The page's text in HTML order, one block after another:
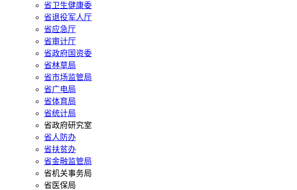
省卫生健康委
省退役军人厅
省应急厅
省审计厅
省政府国资委
省林草局
省市场监管局
省广电局
省体育局
省统计局
省政府研究室
省人防办
省扶贫办
省金融监管局
省机关事务局
省医保局